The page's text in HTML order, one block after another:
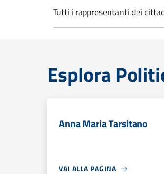
Tutti i rappresentanti dei
Esplora
Anna Maria Tarsitano
VAI ALLA PAGINA